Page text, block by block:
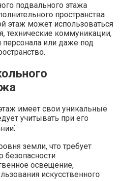
подвального этажа
пространства
этаж может использоваться
технические коммуникации,
или даже под
имеет свои уникальные
учитывать при его
земли, что требует
безопасности
освещение,
искусственного